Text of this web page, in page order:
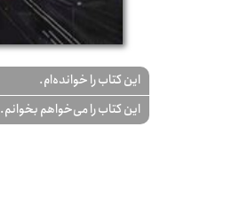
این کتاب را خوانده‌ام.
این کتاب را می‌خواهم بخوانم.